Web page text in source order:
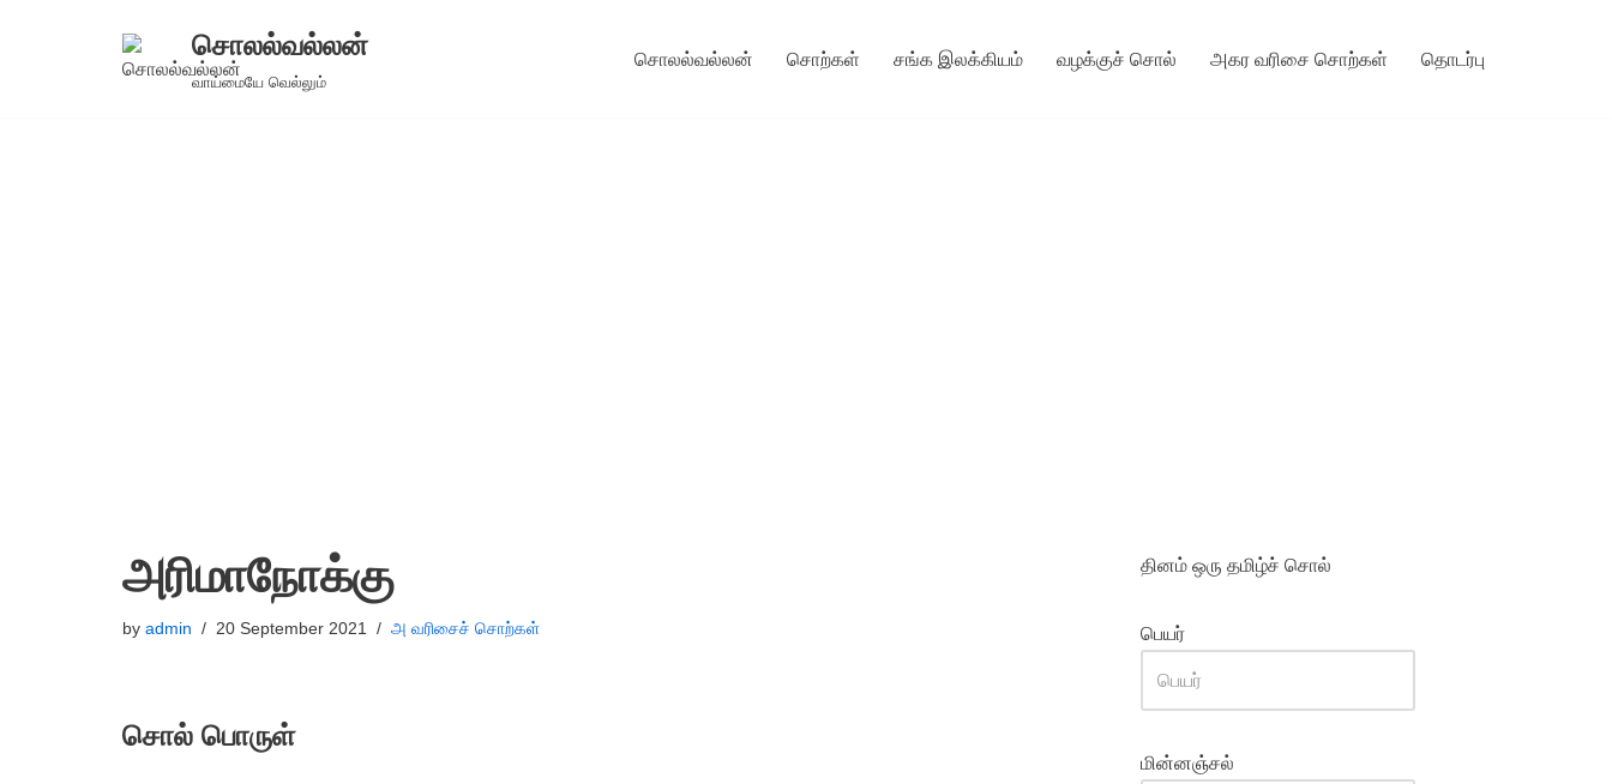
சொலல்வல்லன்
வாய்மையே வெல்லும்
சொலல்வல்லன் சொற்கள் சங்க இலக்கியம் வழக்குச் சொல் அகர வரிசை சொற்கள் தொடர்பு
அரிமாநோக்கு
by admin 20 September 2021 அ வரிசைச் சொற்கள்
சொல் பொருள்
தினம் ஒரு தமிழ்ச் சொல்
பெயர்
மின்னஞ்சல்